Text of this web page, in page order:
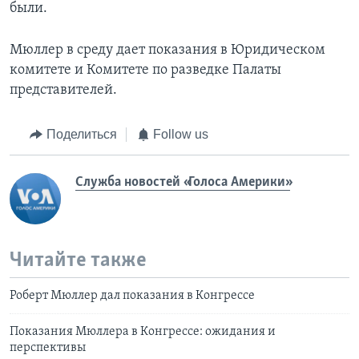
были.
Мюллер в среду дает показания в Юридическом
комитете и Комитете по разведке Палаты
представителей.
Поделиться Follow us
Служба новостей «Голоса Америки»
Читайте также
Роберт Мюллер дал показания в Конгрессе
Показания Мюллера в Конгрессе: ожидания и
перспективы